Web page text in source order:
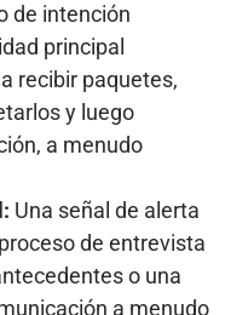
de intención
principal
recibir paquetes,
y luego
a menudo
Una señal de alerta
de entrevista
o una
a menudo